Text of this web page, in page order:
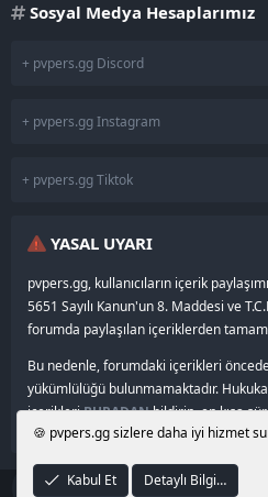
Sosyal Medya Hesaplarımız
+ pvpers.gg Discord
+ pvpers.gg Instagram
+ pvpers.gg Tiktok
YASAL UYARI
pvpers.gg, kullanıcıların içerik
5651 Sayılı Kanun'un 8. Maddesi ve
forumda paylaşılan içeriklerden
Bu nedenle, forumdaki içerikleri
yükümlülüğü bulunmamaktadır.
içerikleriBURADANbildirin, en kısa
© 2024–2026 pvpers.gg •
🍪 pvpers.gg sizlere daha iyi hizmet
Kabul Et Detaylı Bilgi…